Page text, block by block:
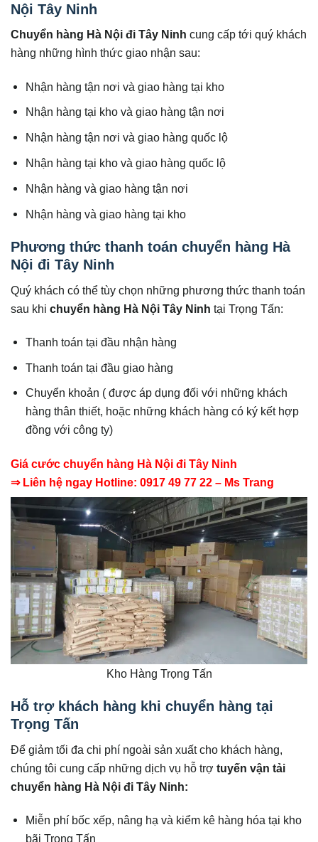
Nội Tây Ninh
Chuyển hàng Hà Nội đi Tây Ninh cung cấp tới quý khách
hàng những hình thức giao nhận sau:
Nhận hàng tận nơi và giao hàng tại kho
Nhận hàng tại kho và giao hàng tận nơi
Nhận hàng tận nơi và giao hàng quốc lộ
Nhận hàng tại kho và giao hàng quốc lộ
Nhận hàng và giao hàng tận nơi
Nhận hàng và giao hàng tại kho
Phương thức thanh toán chuyển hàng Hà
Nội đi Tây Ninh
Quý khách có thể tùy chọn những phương thức thanh toán
sau khi chuyển hàng Hà Nội Tây Ninh tại Trọng Tấn:
Thanh toán tại đầu nhận hàng
Thanh toán tại đầu giao hàng
Chuyển khoản ( được áp dụng đối với những khách
hàng thân thiết, hoặc những khách hàng có ký kết hợp
đồng với công ty)
Giá cước chuyển hàng Hà Nội đi Tây Ninh
⇒ Liên hệ ngay Hotline: 0917 49 77 22 – Ms Trang
Kho Hàng Trọng Tấn
Hỗ trợ khách hàng khi chuyển hàng tại
Trọng Tấn
Để giảm tối đa chi phí ngoài sản xuất cho khách hàng,
chúng tôi cung cấp những dịch vụ hỗ trợ tuyến vận tải
chuyển hàng Hà Nội đi Tây Ninh:
Miễn phí bốc xếp, nâng hạ và kiểm kê hàng hóa tại kho
bãi Trọng Tấn